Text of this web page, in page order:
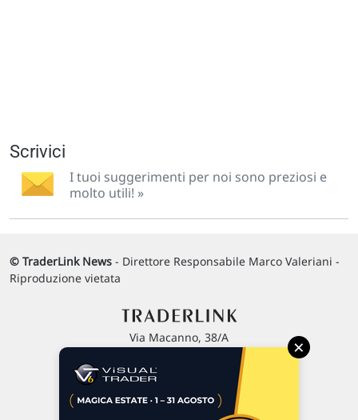
Scrivici
I tuoi suggerimenti per noi sono preziosi e
molto utili! »
© TraderLink News - Direttore Responsabile Marco Valeriani -
Riproduzione vietata
Via Macanno, 38/A
P.IVA 02 452 460 401
×